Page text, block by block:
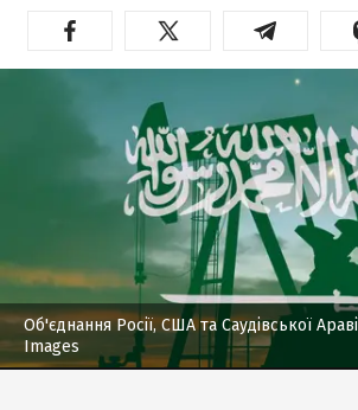
Об'єднання Росії, США та Саудівської
Images